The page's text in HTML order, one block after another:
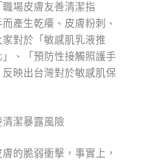
場皮膚友善清潔指
產生乾癢、皮膚粉刺、
對於「敏感肌乳液推
、「預防性接觸照護手
映出台灣對於敏感肌保
潔暴露風險
的脆弱衝擊，事實上，